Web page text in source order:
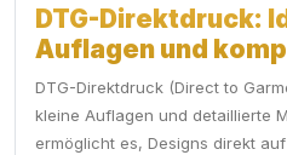
DTG-Direktdruck:
Auflagen und
DTG-Direktdruck (Direct to
kleine Auflagen und detaillierte
ermöglicht es, Designs direkt